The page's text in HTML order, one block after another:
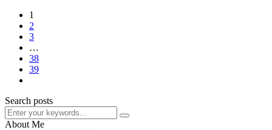
1
2
3
…
38
39
Search posts
About Me